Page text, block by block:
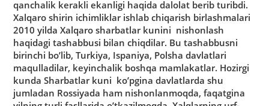
qanchalik kerakli ekanligi haqida dalolat berib turibdi.
Xalqaro shirin ichimliklar ishlab chiqarish birlashmalari
2010 yilda Xalqaro sharbatlar kunini nishonlash
haqidagi tashabbusi bilan chiqdilar. Bu tashabbusni
birinchi bo’lib, Turkiya, Ispaniya, Polsha davlatlari
maqulladilar, keyinchalik boshqa mamlakatlar. Hozirgi
kunda Sharbatlar kuni ko’pgina davlatlarda shu
jumladan Rossiyada ham nishonlanmoqda, faqatgina